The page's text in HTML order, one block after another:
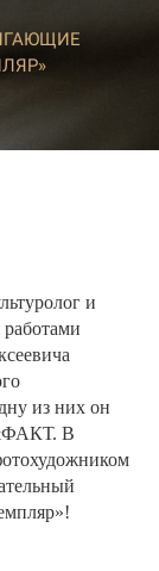
и
из них он
В